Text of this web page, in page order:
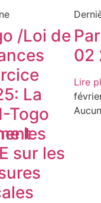
/Loi de
La
Togo
les
sur les
02
Lire